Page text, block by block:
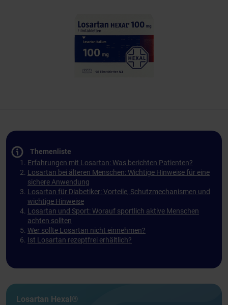
Themenliste
Erfahrungen mit Losartan: Was berichten Patienten?
Losartan bei älteren Menschen: Wichtige Hinweise für eine
sichere Anwendung
Losartan für Diabetiker: Vorteile, Schutzmechanismen und
wichtige Hinweise
Losartan und Sport: Worauf sportlich aktive Menschen
achten sollten
Wer sollte Losartan nicht einnehmen?
Ist Losartan rezeptfrei erhältlich?
Losartan Hexal®